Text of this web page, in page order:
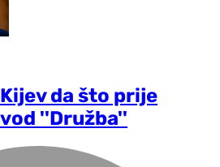
da što prije
''Družba''